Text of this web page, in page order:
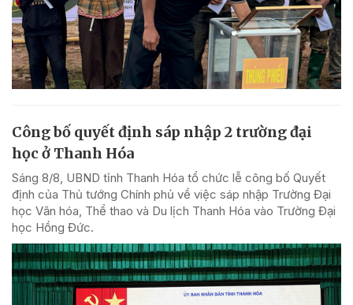
Công bố quyết định sáp nhập 2 trường đại
học ở Thanh Hóa
Sáng 8/8, UBND tỉnh Thanh Hóa tổ chức lễ công bố Quyết
định của Thủ tướng Chính phủ về việc sáp nhập Trường Đại
học Văn hóa, Thể thao và Du lịch Thanh Hóa vào Trường Đại
học Hồng Đức.